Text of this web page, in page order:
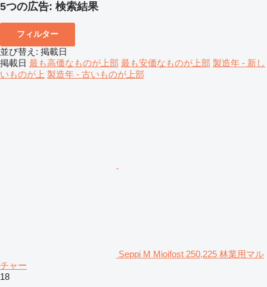
5つの広告: 検索結果
フィルター
並び替え : 掲載日
掲載日 最も高価なものが上部 最も安価なものが上部 製造年 - 新し
いものが上 製造年 - 古いものが上部
Seppi M Mioifost 250,225 林業用マル
チャー
18